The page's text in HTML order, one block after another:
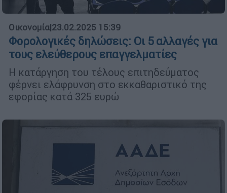
Οικονομία|23.02.2025 15:39
Φορολογικές δηλώσεις: Οι 5 αλλαγές για
τους ελεύθερους επαγγελματίες
Η κατάργηση του τέλους επιτηδεύματος
φέρνει ελάφρυνση στο εκκαθαριστικό της
εφορίας κατά 325 ευρώ